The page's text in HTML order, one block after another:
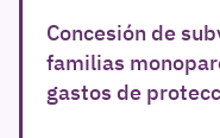
Concesión de
familias
gastos de